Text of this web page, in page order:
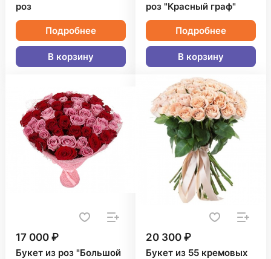
роз
Подробнее
В корзину
роз "Красный граф"
Подробнее
В корзину
17 000 ₽
Букет из роз "Большой
20 300 ₽
Букет из 55 кремовых